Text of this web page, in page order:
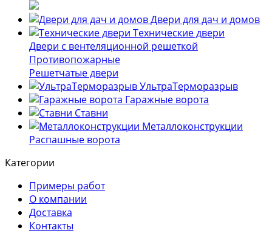
Двери для дач и домов
Технические двери
Двери с вентеляционной решеткой
Противопожарные
Решетчатые двери
УльтраТерморазрыв
Гаражные ворота
Ставни
Металлоконструкции
Распашные ворота
Категории
Примеры работ
О компании
Доставка
Контакты